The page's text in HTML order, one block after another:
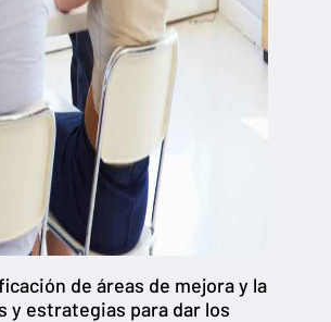
de áreas de mejora y la
y estrategias para dar los